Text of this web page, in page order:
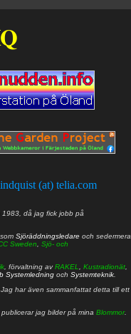
(at) telia.com
1983, då jag fick jobb på
Sjöräddningsledare och sedermera
Sweden
Sjö- och
, förvaltning avRAKEL Kustradionät
Systemledning och Systemteknik
har även sammanfattat detta till ett
publicerar jag bilder på mina Blommor.